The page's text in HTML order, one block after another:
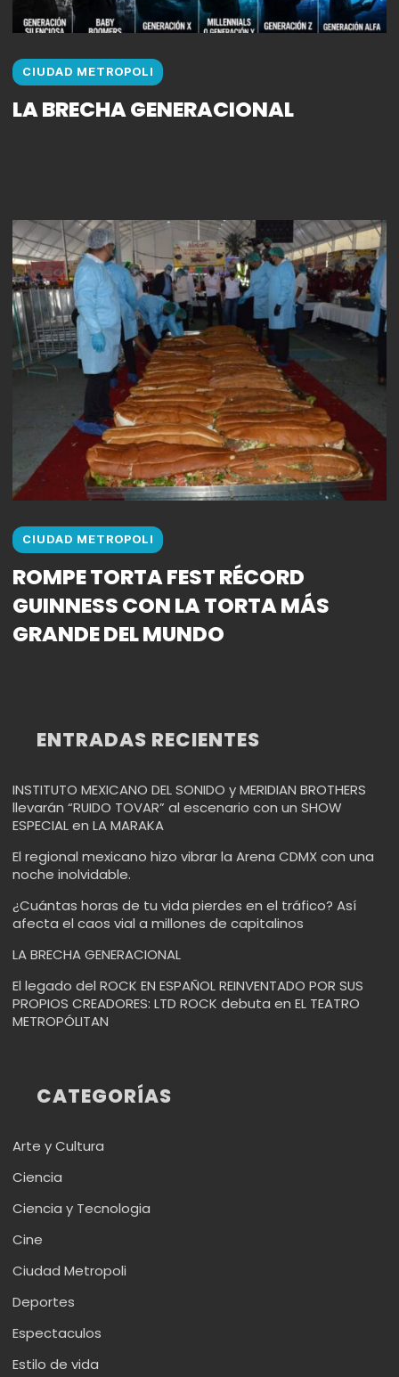
CIUDAD METROPOLI
LA BRECHA GENERACIONAL
CIUDAD METROPOLI
ROMPE TORTA FEST RÉCORD
GUINNESS CON LA TORTA MÁS
GRANDE DEL MUNDO
ENTRADAS RECIENTES
INSTITUTO MEXICANO DEL SONIDO y MERIDIAN BROTHERS
llevarán “RUIDO TOVAR” al escenario con un SHOW
ESPECIAL en LA MARAKA
El regional mexicano hizo vibrar la Arena CDMX con una
noche inolvidable.
¿Cuántas horas de tu vida pierdes en el tráfico? Así
afecta el caos vial a millones de capitalinos
LA BRECHA GENERACIONAL
El legado del ROCK EN ESPAÑOL REINVENTADO POR SUS
PROPIOS CREADORES: LTD ROCK debuta en EL TEATRO
METROPÓLITAN
CATEGORÍAS
Arte y Cultura
Ciencia
Ciencia y Tecnologia
Cine
Ciudad Metropoli
Deportes
Espectaculos
Estilo de vida